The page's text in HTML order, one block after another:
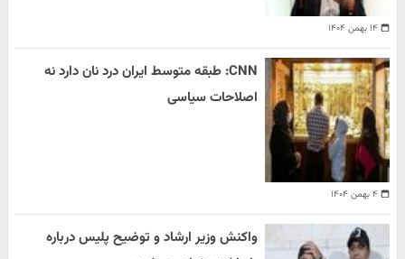
۱۴ بهمن ۱۴۰۴
۴ بهمن ۱۴۰۴
CNN: طبقه متوسط ایران درد نان دارد نه
اصلاحات سیاسی
واکنش وزیر ارشاد و توضیح پلیس درباره